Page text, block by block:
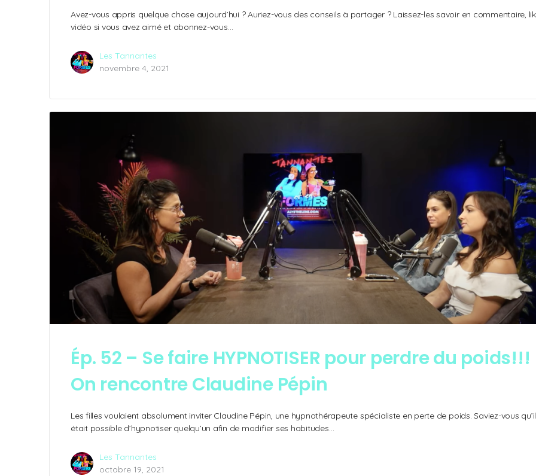
Avez-vous appris quelque chose aujourd’hui ? Auriez-vous des conseils à partager ? Laissez-les savoir en commentaire,
vidéo si vous avez aimé et abonnez-vous…
Les Tannantes
novembre 4, 2021
Ép. 52 – Se faire HYPNOTISER pour perdre du poids!!!
On rencontre Claudine Pépin
Les filles voulaient absolument inviter Claudine Pépin, une hypnothérapeute spécialiste en perte de poids. Saviez-vous qu’il
était possible d’hypnotiser quelqu’un afin de modifier ses habitudes…
Les Tannantes
octobre 19, 2021